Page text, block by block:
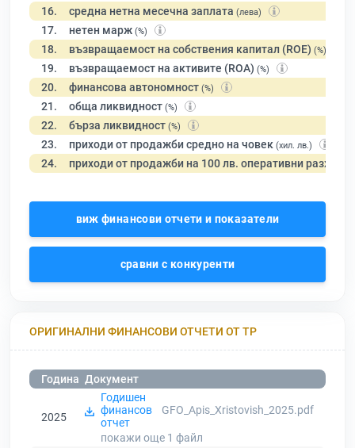
16. средна нетна месечна заплата (лева)
17. нетен марж (%)
18. възвращаемост на собствения капитал (ROE) (%)
19. възвращаемост на активите (ROA) (%)
20. финансова автономност (%)
21. обща ликвидност (%)
22. бърза ликвидност (%)
23. приходи от продажби средно на човек (хил. лв.)
24. приходи от продажби на 100 лв. оперативни разходи
виж финансови отчети и показатели
сравни с конкуренти
ОРИГИНАЛНИ ФИНАНСОВИ ОТЧЕТИ ОТ ТР
Година Документ
2025
Годишен
финансов
отчет
GFO_Apis_Xristovish_2025.pdf
покажи още 1 файл